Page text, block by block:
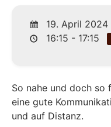
19. April 2024
16:15 - 17:15
So nahe und doch so
eine gute
und auf Distanz.